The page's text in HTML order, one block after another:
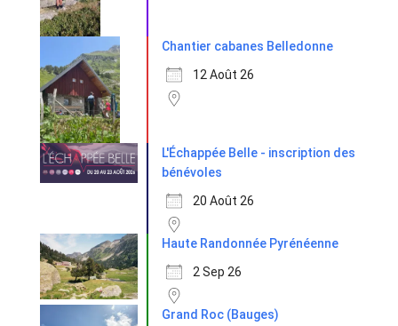
Chantier cabanes Belledonne
12 Août 26
L'Échappée Belle - inscription des
bénévoles
20 Août 26
Haute Randonnée Pyrénéenne
2 Sep 26
Grand Roc (Bauges)